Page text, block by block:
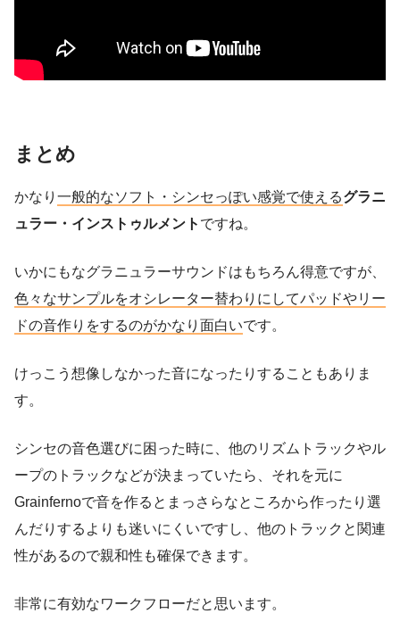
まとめ
かなり 一般的なソフト・シンセっぽい感覚で使えるグラニ
ュラー・インストゥルメント ですね。
いかにもなグラニュラーサウンドはもちろん得意ですが、
色々なサンプルをオシレーター替わりにしてパッドやリー
ドの音作りをするのがかなり面白いです。
けっこう想像しなかった音になったりすることもありま
す。
シンセの音色選びに困った時に、他のリズムトラックやル
ープのトラックなどが決まっていたら、それを元に
Grainfernoで音を作るとまっさらなところから作ったり選
んだりするよりも迷いにくいですし、他のトラックと関連
性があるので親和性も確保できます。
非常に有効なワークフローだと思います。